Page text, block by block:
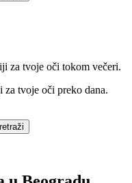
za tvoje oči tokom večeri.
tvoje oči preko dana.